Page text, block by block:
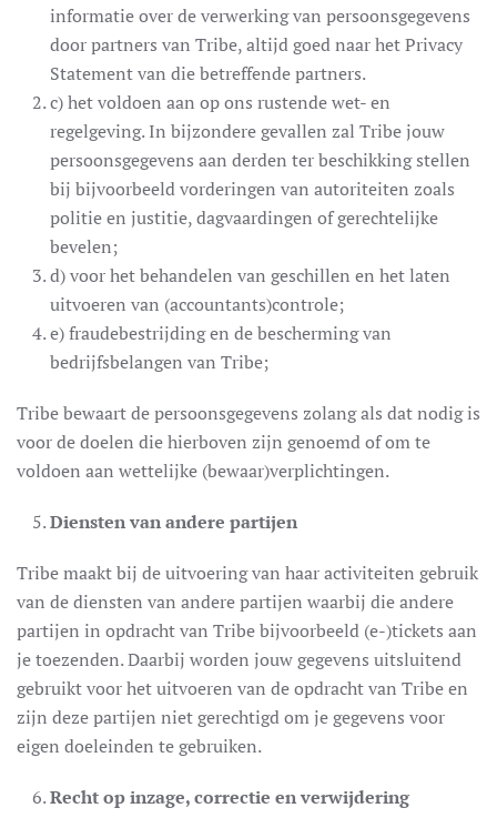
informatie over de verwerking van persoonsgegevens
door partners van Tribe, altijd goed naar het Privacy
Statement van die betreffende partners.
c) het voldoen aan op ons rustende wet- en
regelgeving. In bijzondere gevallen zal Tribe jouw
persoonsgegevens aan derden ter beschikking stellen
bij bijvoorbeeld vorderingen van autoriteiten zoals
politie en justitie, dagvaardingen of gerechtelijke
bevelen;
d) voor het behandelen van geschillen en het laten
uitvoeren van (accountants)controle;
e) fraudebestrijding en de bescherming van
bedrijfsbelangen van Tribe;
Tribe bewaart de persoonsgegevens zolang als dat nodig is
voor de doelen die hierboven zijn genoemd of om te
voldoen aan wettelijke (bewaar)verplichtingen.
Diensten van andere partijen
Tribe maakt bij de uitvoering van haar activiteiten gebruik
van de diensten van andere partijen waarbij die andere
partijen in opdracht van Tribe bijvoorbeeld (e-)tickets aan
je toezenden. Daarbij worden jouw gegevens uitsluitend
gebruikt voor het uitvoeren van de opdracht van Tribe en
zijn deze partijen niet gerechtigd om je gegevens voor
eigen doeleinden te gebruiken.
Recht op inzage, correctie en verwijdering